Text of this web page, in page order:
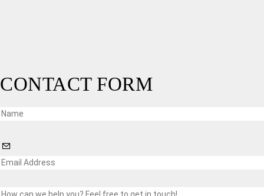
CONTACT FORM